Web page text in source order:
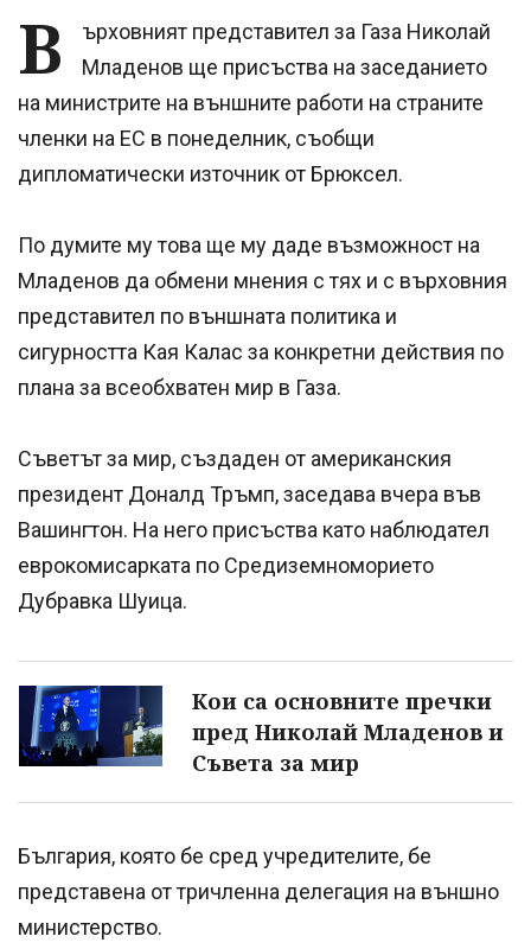
В
ърховният представител за Газа Николай
Младенов ще присъства на заседанието
на министрите на външните работи на страните
членки на ЕС в понеделник, съобщи
дипломатически източник от Брюксел.
По думите му това ще му даде възможност на
Младенов да обмени мнения с тях и с върховния
представител по външната политика и
сигурността Кая Калас за конкретни действия по
плана за всеобхватен мир в Газа.
Съветът за мир, създаден от американския
президент Доналд Тръмп, заседава вчера във
Вашингтон. На него присъства като наблюдател
еврокомисарката по Средиземноморието
Дубравка Шуица.
Кои са основните пречки
пред Николай Младенов и
Съвета за мир
България, която бе сред учредителите, бе
представена от тричленна делегация на външно
министерство.